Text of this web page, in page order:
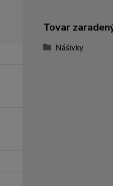
Tovar
Nášivky